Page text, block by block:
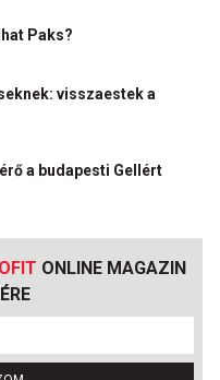
Paks?
visszaestek a
a budapesti Gellért
ONLINE MAGAZIN